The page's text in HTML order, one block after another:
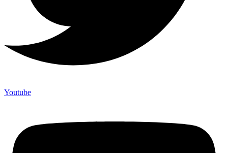
Youtube